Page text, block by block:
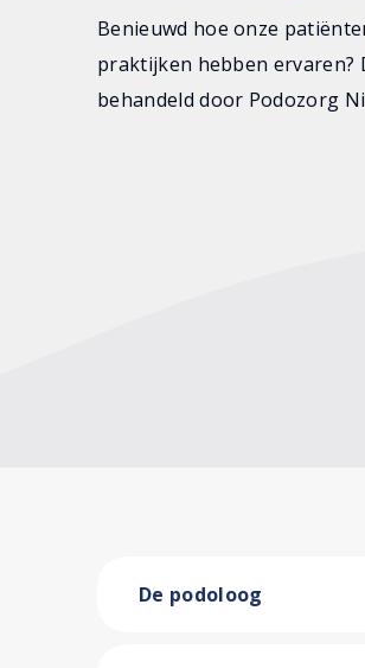
Benieuwd hoe onze
praktijken hebben ervaren?
behandeld door Podozorg
De podoloog